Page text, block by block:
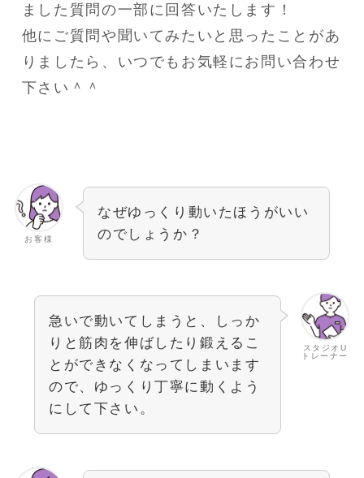
ました質問の一部に回答いたします！
他にご質問や聞いてみたいと思ったことがあ
りましたら、いつでもお気軽にお問い合わせ
下さい＾＾
お客様
なぜゆっくり動いたほうがいい
のでしょうか？
スタジオU
トレーナー
急いで動いてしまうと、しっか
りと筋肉を伸ばしたり鍛えるこ
とができなくなってしまいます
ので、ゆっくり丁寧に動くよう
にして下さい。